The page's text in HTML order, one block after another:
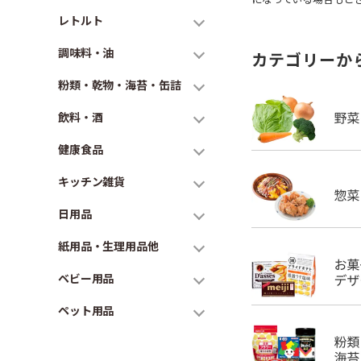
レトルト
調味料・油
粉類・乾物・海苔・缶詰
飲料・酒
健康食品
キッチン雑貨
日用品
紙用品・生理用品他
ベビー用品
ペット用品
カテゴリーか